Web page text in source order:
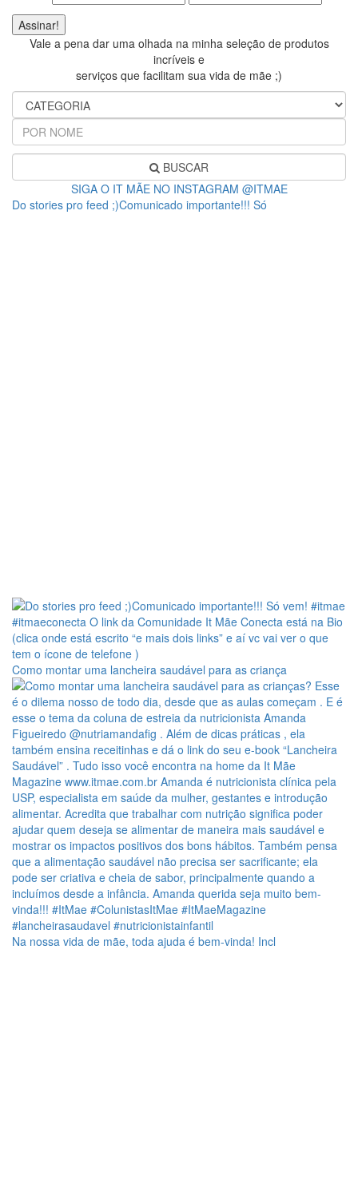
Vale a pena dar uma olhada na minha seleção de produtos
incríveis e
serviços que facilitam sua vida de mãe ;)
BUSCAR
SIGA O IT MÃE NO INSTAGRAM @ITMAE
Do stories pro feed ;)Comunicado importante!!! Só
Como montar uma lancheira saudável para as criança
Na nossa vida de mãe, toda ajuda é bem-vinda! Incl